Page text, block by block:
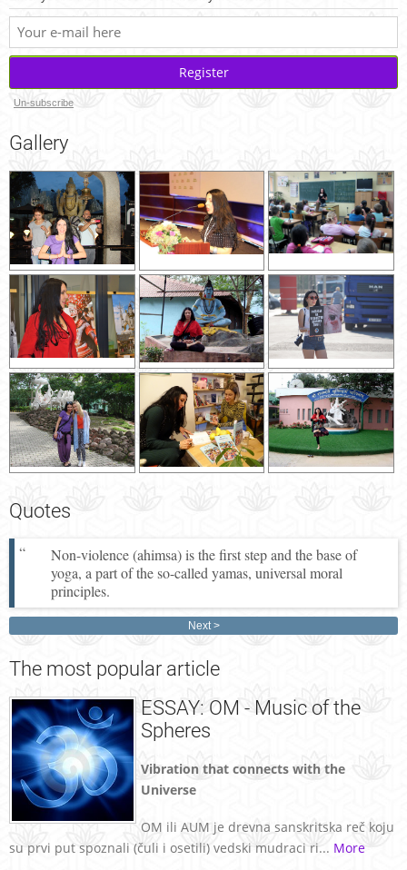
Register
Un-subscribe
Gallery
Quotes
Non-violence (ahimsa) is the first step and the base of
yoga, a part of the so-called yamas, universal moral
principles.
Next
The most popular article
ESSAY: OM - Music of the
Spheres
Vibration that connects with the
Universe
OM ili AUM je drevna sanskritska reč koju
su prvi put spoznali (čuli i osetili) vedski mudraci ri... More